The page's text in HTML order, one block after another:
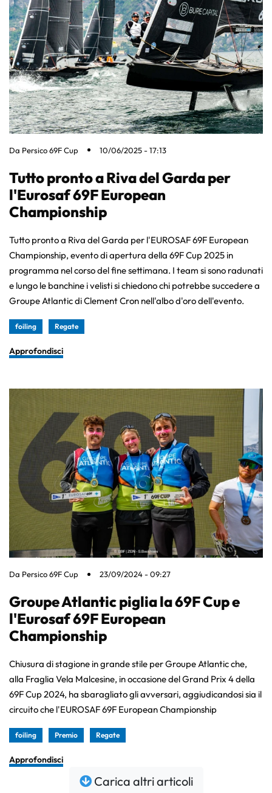
Da Persico 69F Cup 10/06/2025 - 17:13
Tutto pronto a Riva del Garda per
l'Eurosaf 69F European
Championship
Tutto pronto a Riva del Garda per l'EUROSAF 69F European
Championship, evento di apertura della 69F Cup 2025 in
programma nel corso del fine settimana. I team si sono radunati
e lungo le banchine i velisti si chiedono chi potrebbe succedere a
Groupe Atlantic di Clement Cron nell'albo d'oro dell'evento.
foiling Regate
Approfondisci
Da Persico 69F Cup 23/09/2024 - 09:27
Groupe Atlantic piglia la 69F Cup e
l'Eurosaf 69F European
Championship
Chiusura di stagione in grande stile per Groupe Atlantic che,
alla Fraglia Vela Malcesine, in occasione del Grand Prix 4 della
69F Cup 2024, ha sbaragliato gli avversari, aggiudicandosi sia il
circuito che l'EUROSAF 69F European Championship
foiling Premio Regate
Approfondisci
Carica altri articoli